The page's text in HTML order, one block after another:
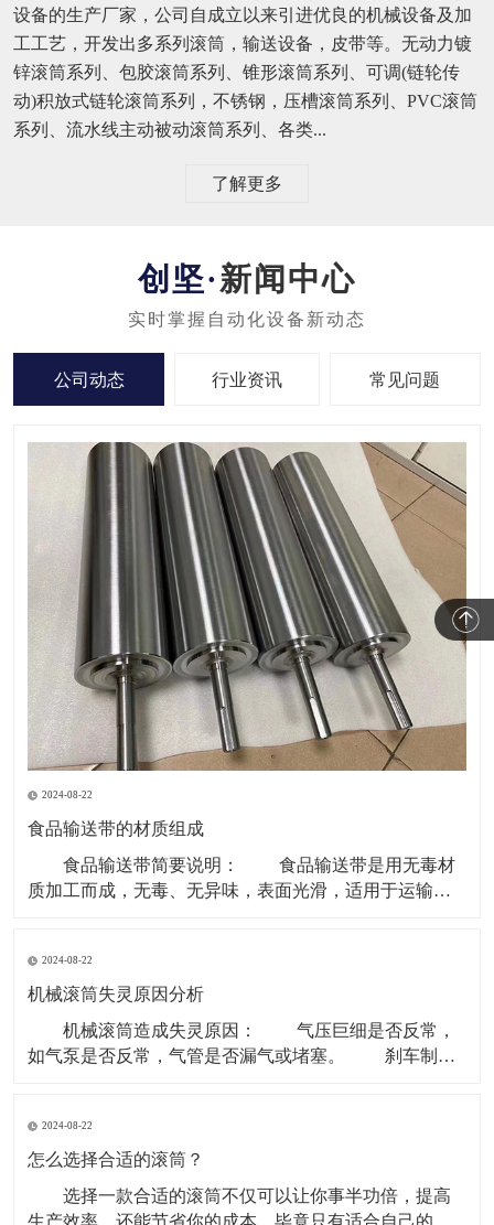
设备的生产厂家，公司自成立以来引进优良的机械设备及加
工工艺，开发出多系列滚筒，输送设备，皮带等。无动力镀
锌滚筒系列、包胶滚筒系列、锥形滚筒系列、可调(链轮传
动)积放式链轮滚筒系列，不锈钢，压槽滚筒系列、PVC滚筒
系列、流水线主动被动滚筒系列、各类...
了解更多
新闻中心
公司动态 行业资讯 常见问题
2024-08-22
食品输送带的材质组成
食品输送带简要说明： 食品输送带是用无毒材
质加工而成，无毒、无异味，表面光滑，适用于运输食
份，所以现在用于食品行业基本用PU型输送带。 材
质有PVC、聚乙烯、聚炳稀、PP、塑钢 ACE
2024-08-22
机械滚筒失灵原因分析
机械滚筒造成失灵原因： 气压巨细是否反常，
如气泵是否反常，气管是否漏气或堵塞。 刹车制动
锤张紧处上部个改向机械滚筒除应笔直于皮带长度方向
以外还应笔直于重力垂线，即确保其轴中心线水平。
2024-08-22
怎么选择合适的滚筒？
选择一款合适的滚筒不仅可以让你事半功倍，提高
生产效率，还能节省你的成本，毕竟只有适合自己的才